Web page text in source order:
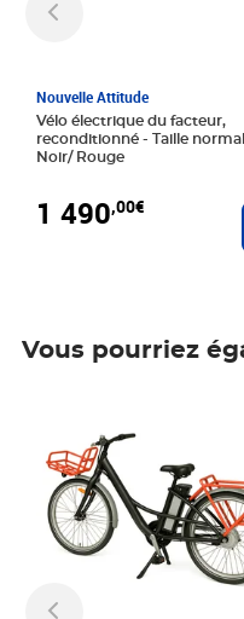
Nouvelle Attitude
Vélo électrique du facteur,
reconditionné - Taille normale -
Noir/ Rouge
1 490,00€
Vous pourriez